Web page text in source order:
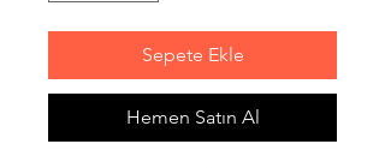
Sepete Ekle
Hemen Satın Al